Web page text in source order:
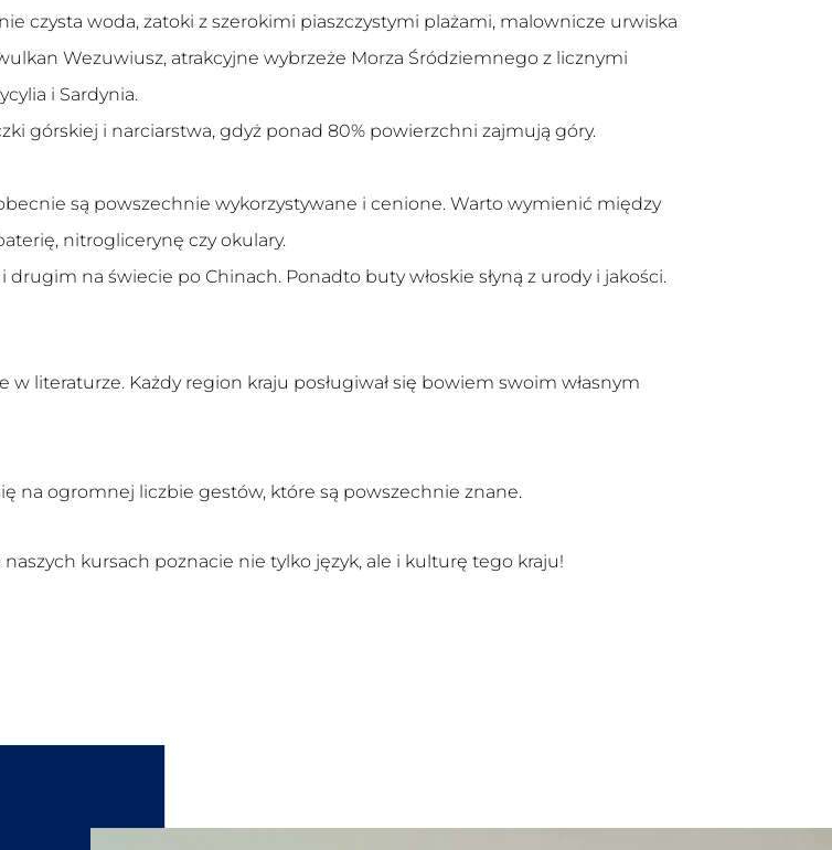
czysta woda, zatoki z szerokimi piaszczystymi plażami, malownicze urwiska
Wezuwiusz, atrakcyjne wybrzeże Morza Śródziemnego z licznymi
i Sardynia.
górskiej i narciarstwa, gdyż ponad 80% powierzchni zajmują góry.
są powszechnie wykorzystywane i cenione. Warto wymienić między
nitroglicerynę czy okulary.
na świecie po Chinach. Ponadto buty włoskie słyną z urody i jakości.
w literaturze. Każdy region kraju posługiwał się bowiem swoim własnym
na ogromnej liczbie gestów, które są powszechnie znane.
kursach poznacie nie tylko język, ale i kulturę tego kraju!